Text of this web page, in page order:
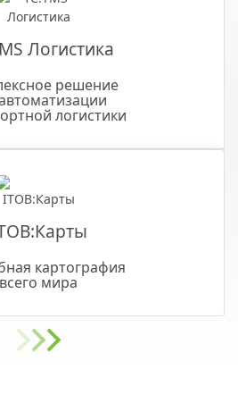
Логистика
решение
логистики
картография
всего мира